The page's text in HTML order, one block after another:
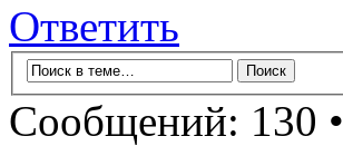
Ответить
Сообщений: 130 •